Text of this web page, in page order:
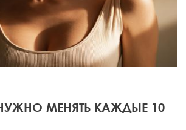
МЕНЯТЬ КАЖДЫЕ 10